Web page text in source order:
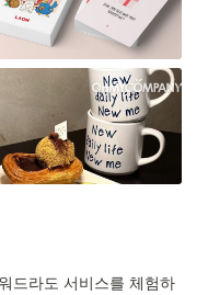
드라도 서비스를 체험하